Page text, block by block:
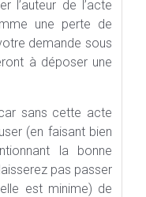
l’auteur de l’acte
une perte de
demande sous
à déposer une
sans cette acte
(en faisant bien
la bonne
pas passer
est minime) de